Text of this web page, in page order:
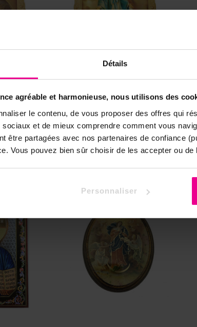
Détails
agréable et harmonieuse, nous utilisons des
le contenu, de vous proposer des offres qui
sociaux et de mieux comprendre comment vous
être partagées avec nos partenaires de confiance
Vous pouvez bien sûr choisir de les accepter ou de
Personnaliser
- Saint
X 10
Plaque De Porte - Vierge
Miraculeuse - Bois 14...
5,85 €Prix